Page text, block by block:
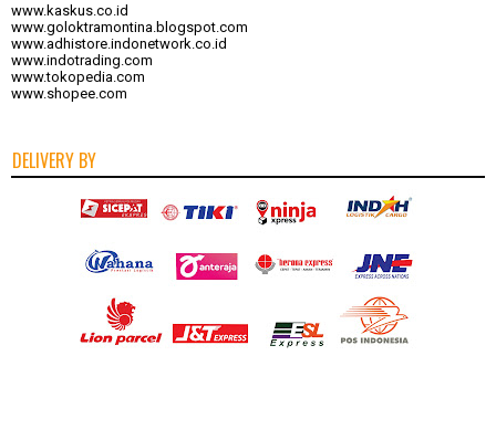
www.kaskus.co.id
www.goloktramontina.blogspot.com
www.adhistore.indonetwork.co.id
www.indotrading.com
www.tokopedia.com
www.shopee.com
DELIVERY BY